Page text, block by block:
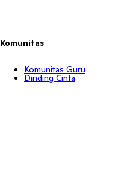
Komunitas
Komunitas Guru
Dinding Cinta